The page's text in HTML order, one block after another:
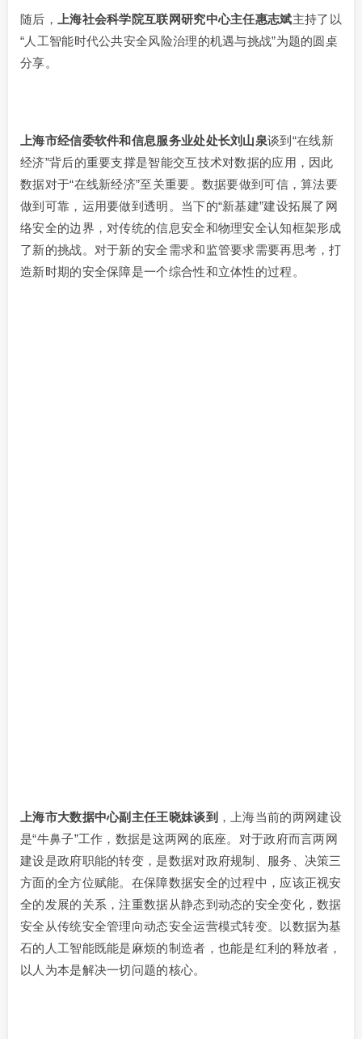
随后， 上海社会科学院互联网研究中心主任惠志斌主持了以
“人工智能时代公共安全风险治理的机遇与挑战”为题的圆桌
分享。
上海市经信委软件和信息服务业处处长刘山泉谈到“在线新
经济”背后的重要支撑是智能交互技术对数据的应用，因此
数据对于“在线新经济”至关重要。数据要做到可信，算法要
做到可靠，运用要做到透明。当下的“新基建”建设拓展了网
络安全的边界，对传统的信息安全和物理安全认知框架形成
了新的挑战。对于新的安全需求和监管要求需要再思考，打
造新时期的安全保障是一个综合性和立体性的过程。
上海市大数据中心副主任王晓妹谈到 ，上海当前的两网建设
是“牛鼻子”工作，数据是这两网的底座。对于政府而言两网
建设是政府职能的转变，是数据对政府规制、服务、决策三
方面的全方位赋能。在保障数据安全的过程中，应该正视安
全的发展的关系，注重数据从静态到动态的安全变化，数据
安全从传统安全管理向动态安全运营模式转变。以数据为基
石的人工智能既能是麻烦的制造者，也能是红利的释放者，
以人为本是解决一切问题的核心。